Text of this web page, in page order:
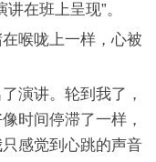
在班上呈现”。
喉咙上一样，心被
演讲。轮到我了，
时间停滞了一样，
感觉到心跳的声音